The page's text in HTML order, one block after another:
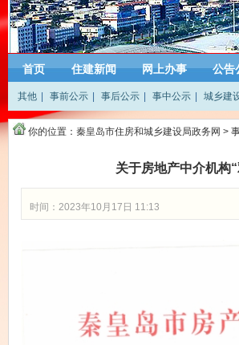
首页 住建新闻 网上办事 公告
其他 事前公示 事后公示 事中公示 城乡建
你的位置： 秦皇岛市住房和城乡建设局政务网 >
关于房地产中介机构
时间：2023年10月17日 11:13